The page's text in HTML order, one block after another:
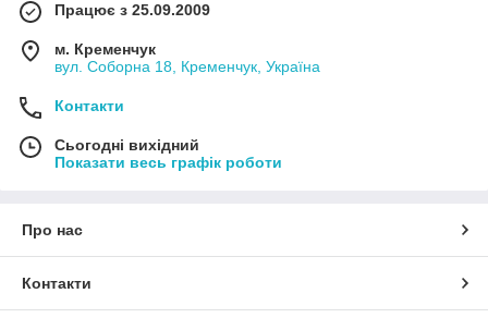
Працює з 25.09.2009
м. Кременчук
вул. Соборна 18, Кременчук, Україна
Контакти
Сьогодні вихідний
Показати весь графік роботи
Про нас
Контакти